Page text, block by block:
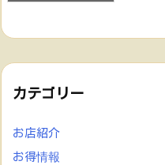
カテゴリー
お店紹介
お得情報